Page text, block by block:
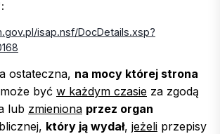
isap.nsf/DocDetails.xsp?
ostateczna, na mocy której strona
być w każdym czasie za zgodą
lub zmieniona przez organ
który ją wydał, jeżeli przepisy